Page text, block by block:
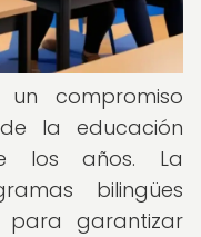
compromiso
la educación
los años. La
bilingües
para garantizar